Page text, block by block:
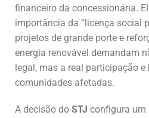
financeiro da concessionária.
importância da “licença social
projetos de grande porte e
energia renovável demandam
legal, mas a real participação
comunidades afetadas.
A decisão do STJ configura um